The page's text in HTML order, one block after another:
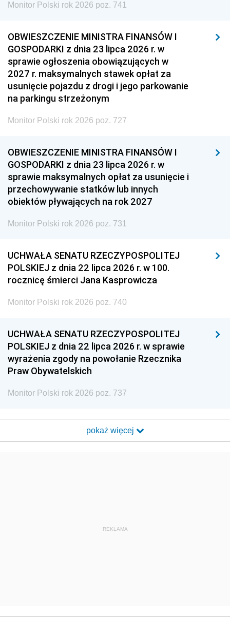
Monitor Polski rok 2026 poz. 741
OBWIESZCZENIE MINISTRA FINANSÓW I
GOSPODARKI z dnia 23 lipca 2026 r. w
sprawie ogłoszenia obowiązujących w
2027 r. maksymalnych stawek opłat za
usunięcie pojazdu z drogi i jego parkowanie
na parkingu strzeżonym
Monitor Polski rok 2026 poz. 727
OBWIESZCZENIE MINISTRA FINANSÓW I
GOSPODARKI z dnia 23 lipca 2026 r. w
sprawie maksymalnych opłat za usunięcie i
przechowywanie statków lub innych
obiektów pływających na rok 2027
Monitor Polski rok 2026 poz. 731
UCHWAŁA SENATU RZECZYPOSPOLITEJ
POLSKIEJ z dnia 22 lipca 2026 r. w 100.
rocznicę śmierci Jana Kasprowicza
Monitor Polski rok 2026 poz. 740
UCHWAŁA SENATU RZECZYPOSPOLITEJ
POLSKIEJ z dnia 22 lipca 2026 r. w sprawie
wyrażenia zgody na powołanie Rzecznika
Praw Obywatelskich
Monitor Polski rok 2026 poz. 737
pokaż więcej
REKLAMA